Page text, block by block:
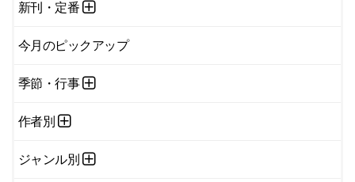
新刊・定番
今月のピックアップ
季節・行事
作者別
ジャンル別